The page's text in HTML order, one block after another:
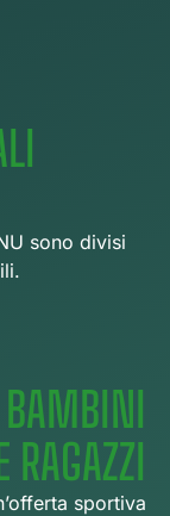
sono divisi
E RAGAZZI
sportiva